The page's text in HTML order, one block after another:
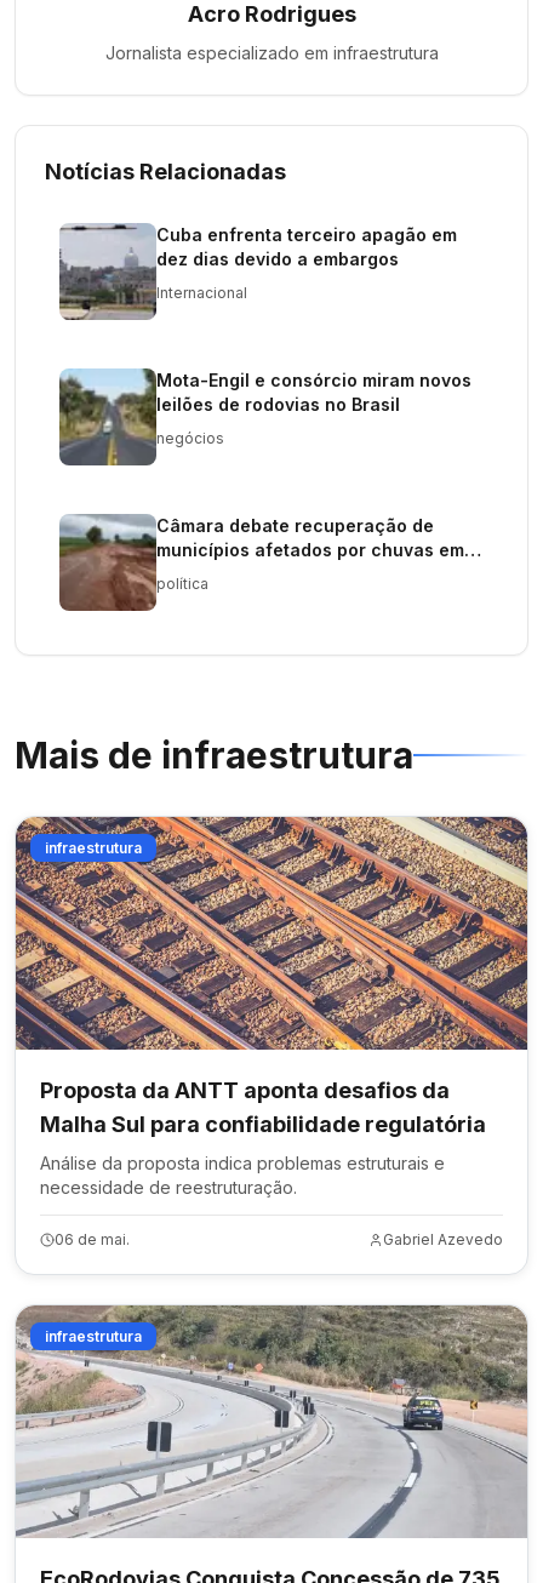
Acro Rodrigues
Jornalista especializado em infraestrutura
Notícias Relacionadas
Cuba enfrenta terceiro apagão em
dez dias devido a embargos
Internacional
Mota-Engil e consórcio miram novos
leilões de rodovias no Brasil
negócios
Câmara debate recuperação de
municípios afetados por chuvas em
Minas Gerais
política
Mais de infraestrutura
infraestrutura
Proposta da ANTT aponta desafios da
Malha Sul para confiabilidade regulatória
Análise da proposta indica problemas estruturais e
necessidade de reestruturação.
06 de mai. Gabriel Azevedo
infraestrutura